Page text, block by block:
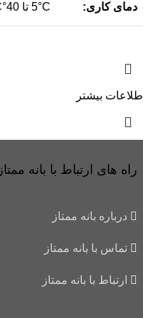
دمای کاری: 5°C تا 40°C
اطلاعات بیشتر
راه های ارتباط با بانه ممتاز
درباره بانه ممتاز
تماس با بانه ممتاز
ارتباط با بانه ممتاز